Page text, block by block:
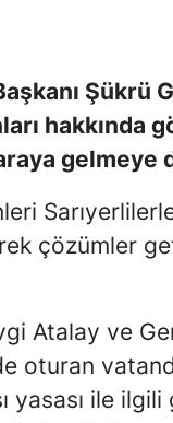
Şükrü
hakkında
gelmeye
çözümler
Atalay ve
oturan
yasası ile